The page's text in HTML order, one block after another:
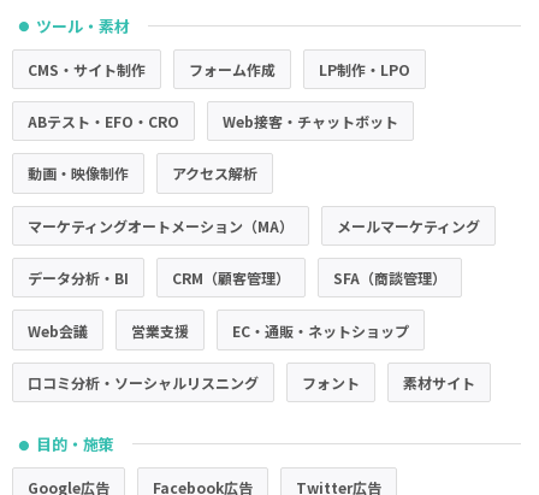
● ツール・素材
CMS・サイト制作 フォーム作成 LP制作・LPO
ABテスト・EFO・CRO Web接客・チャットボット
動画・映像制作 アクセス解析
マーケティングオートメーション（MA） メールマーケティング
データ分析・BI CRM（顧客管理） SFA（商談管理）
Web会議 営業支援 EC・通販・ネットショップ
口コミ分析・ソーシャルリスニング フォント 素材サイト
● 目的・施策
Google広告 Facebook広告 Twitter広告